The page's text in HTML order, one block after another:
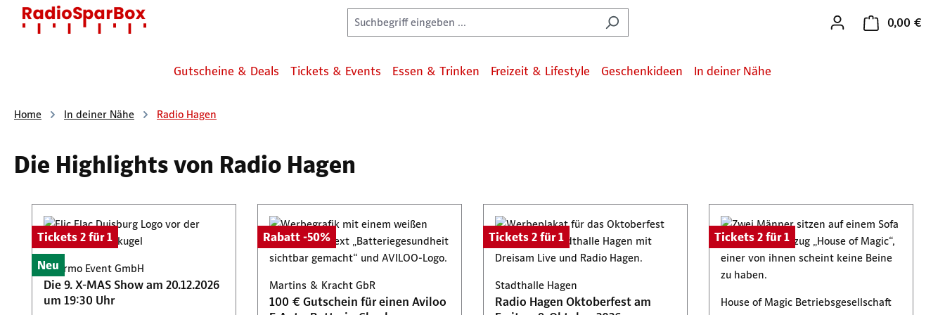
Hauptinhalt springen
Zur Suche springen
Zur Hauptnavigation springen 0,00 €
Gutscheine & Deals Tickets & Events Essen & Trinken Freizeit & Lifestyle Geschenkideen In deiner Nähe
Home In deiner Nähe Radio Hagen
Die Highlights von Radio Hagen
Tickets 2 für 1
Neu
Palermo Event GmbH
Die 9. X-MAS Show am 20.12.2026
um 19:30 Uhr
Rabatt -50%
Martins & Kracht GbR
100 € Gutschein für einen Aviloo
Tickets 2 für 1
Stadthalle Hagen
Radio Hagen Oktoberfest am
Tickets 2 für 1
House of Magic Betriebsgesellschaft